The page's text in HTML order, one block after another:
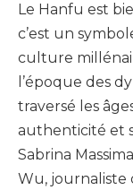
Le Hanfu est
c’est un
culture
l’époque des
traversé les
authenticité et
Sabrina
Wu, journaliste